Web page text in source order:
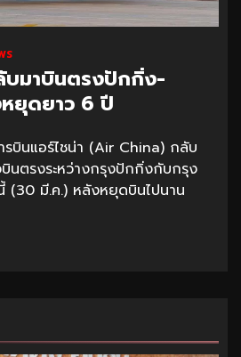
บมาบินตรงปักกิ่ง-
ยุดยาว 6 ปี
รบินแอร์ไชน่า (Air China) กลับ
บินตรงระหว่างกรุงปักกิ่งกับกรุง
(30 มี.ค.) หลังหยุดบินไปนาน